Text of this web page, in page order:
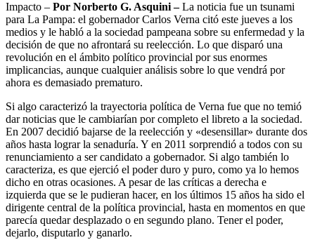
Impacto – Por Norberto G. Asquini –La noticia fue un tsunami
para La Pampa: el gobernador Carlos Verna citó este jueves a los
medios y le habló a la sociedad pampeana sobre su enfermedad y la
decisión de que no afrontará su reelección. Lo que disparó una
revolución en el ámbito político provincial por sus enormes
implicancias, aunque cualquier análisis sobre lo que vendrá por
ahora es demasiado prematuro.
Si algo caracterizó la trayectoria política de Verna fue que no temió
dar noticias que le cambiarían por completo el libreto a la sociedad.
En 2007 decidió bajarse de la reelección y «desensillar» durante dos
años hasta lograr la senaduría. Y en 2011 sorprendió a todos con su
renunciamiento a ser candidato a gobernador. Si algo también lo
caracteriza, es que ejerció el poder duro y puro, como ya lo hemos
dicho en otras ocasiones. A pesar de las críticas a derecha e
izquierda que se le pudieran hacer, en los últimos 15 años ha sido el
dirigente central de la política provincial, hasta en momentos en que
parecía quedar desplazado o en segundo plano. Tener el poder,
dejarlo, disputarlo y ganarlo.